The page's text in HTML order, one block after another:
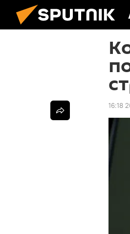
16:18